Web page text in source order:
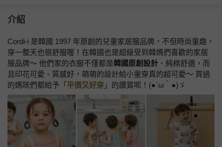
介紹
Cordi-i 是韓國 1997 年原創的兒童家居服品牌，不但時尚童趣，
穿一整天也很舒服喔！在韓國也是超級受到韓媽們喜歡的家居
服品牌～ 他們家的衣服不僅都是韓國原創設計 、純棉舒適，而
且印花可愛、質感好，萌萌的設計給小童穿真的超可愛～ 買過
的媽咪們都給予「 平價又好穿 」的讚賞呢！(●´ω｀●)ゞ